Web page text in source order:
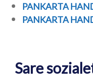
PANKARTA
PANKARTA
Sare